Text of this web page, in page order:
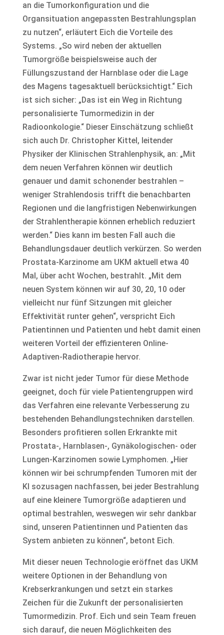
an die Tumorkonfiguration und die
Organsituation angepassten Bestrahlungsplan
zu nutzen“, erläutert Eich die Vorteile des
Systems. „So wird neben der aktuellen
Tumorgröße beispielsweise auch der
Füllungszustand der Harnblase oder die Lage
des Magens tagesaktuell berücksichtigt.“ Eich
ist sich sicher: „Das ist ein Weg in Richtung
personalisierte Tumormedizin in der
Radioonkologie.“ Dieser Einschätzung schließt
sich auch Dr. Christopher Kittel, leitender
Physiker der Klinischen Strahlenphysik, an: „Mit
dem neuen Verfahren können wir deutlich
genauer und damit schonender bestrahlen –
weniger Strahlendosis trifft die benachbarten
Regionen und die langfristigen Nebenwirkungen
der Strahlentherapie können erheblich reduziert
werden.“ Dies kann im besten Fall auch die
Behandlungsdauer deutlich verkürzen. So werden
Prostata-Karzinome am UKM aktuell etwa 40
Mal, über acht Wochen, bestrahlt. „Mit dem
neuen System können wir auf 30, 20, 10 oder
vielleicht nur fünf Sitzungen mit gleicher
Effektivität runter gehen“, verspricht Eich
Patientinnen und Patienten und hebt damit einen
weiteren Vorteil der effizienteren Online-
Adaptiven-Radiotherapie hervor.
Zwar ist nicht jeder Tumor für diese Methode
geeignet, doch für viele Patientengruppen wird
das Verfahren eine relevante Verbesserung zu
bestehenden Behandlungstechniken darstellen.
Besonders profitieren sollen Erkrankte mit
Prostata-, Harnblasen-, Gynäkologischen- oder
Lungen-Karzinomen sowie Lymphomen. „Hier
können wir bei schrumpfenden Tumoren mit der
KI sozusagen nachfassen, bei jeder Bestrahlung
auf eine kleinere Tumorgröße adaptieren und
optimal bestrahlen, weswegen wir sehr dankbar
sind, unseren Patientinnen und Patienten das
System anbieten zu können“, betont Eich.
Mit dieser neuen Technologie eröffnet das UKM
weitere Optionen in der Behandlung von
Krebserkrankungen und setzt ein starkes
Zeichen für die Zukunft der personalisierten
Tumormedizin. Prof. Eich und sein Team freuen
sich darauf, die neuen Möglichkeiten des